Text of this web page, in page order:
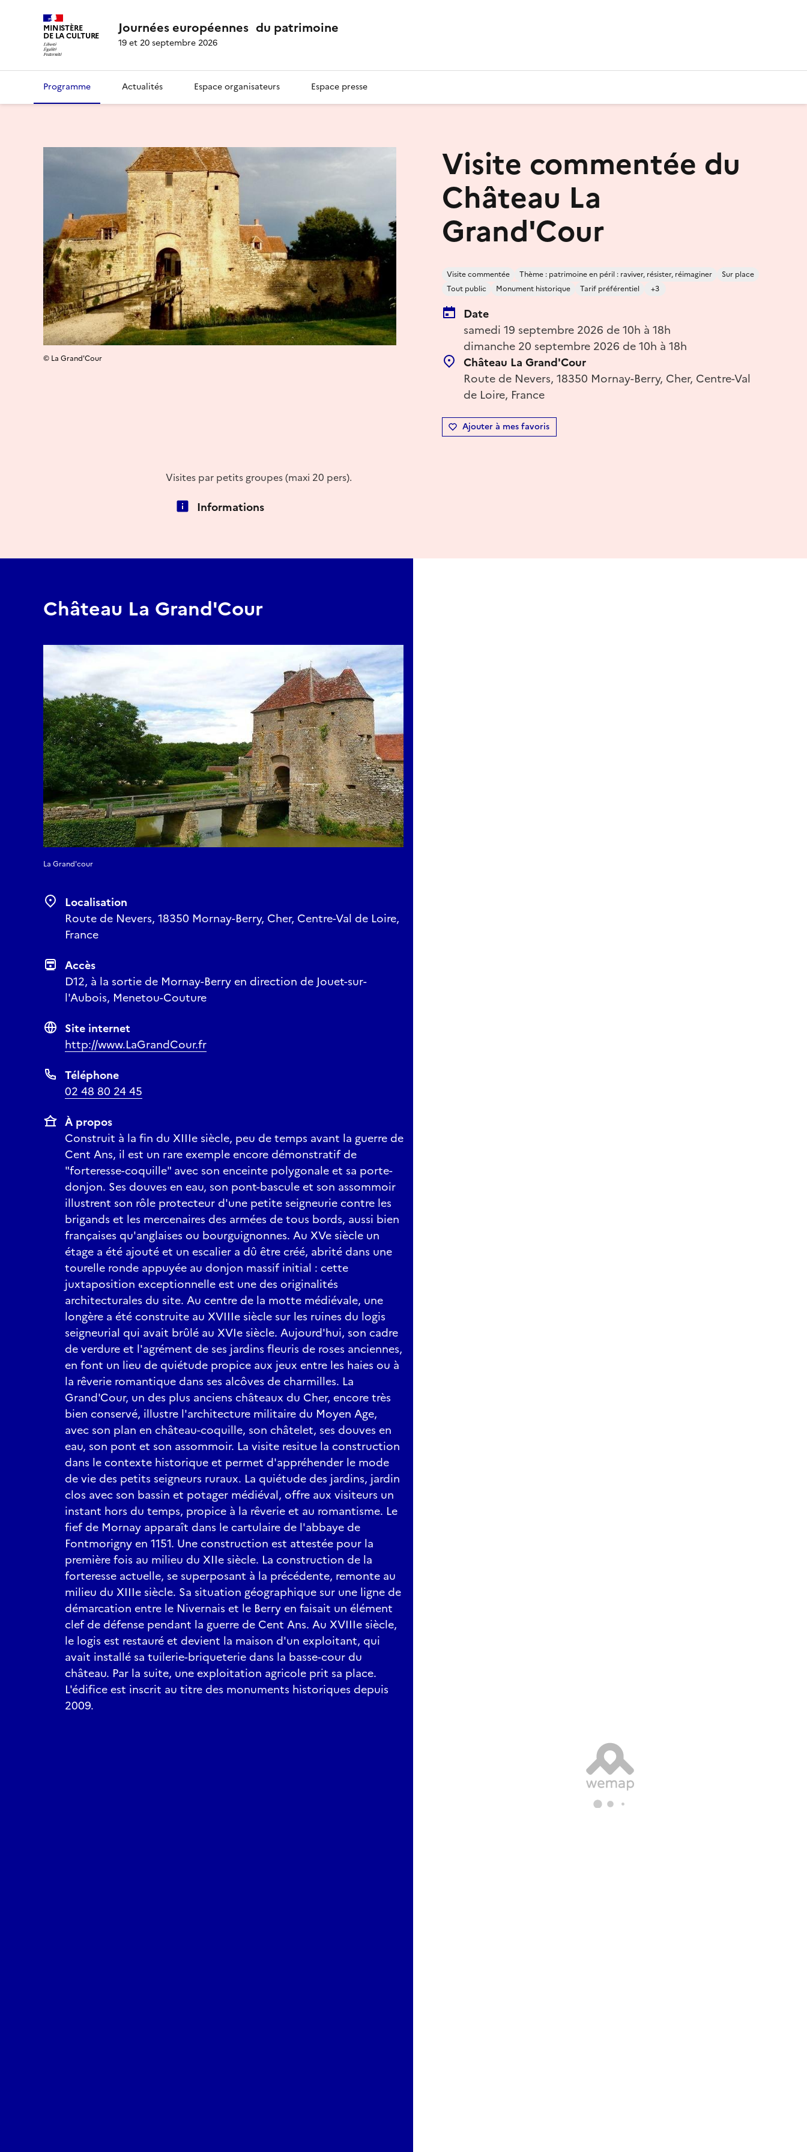
MINISTÈRE
DE LA CULTURE Journées européennes du patrimoine
19 et 20 septembre 2026
Programme Actualités Espace organisateurs Espace presse
Visite commentée du
Château La
Grand'Cour
Visite commentée Thème : patrimoine en péril : raviver, résister, réimaginer
Sur place
Tout public
Monument historique Tarif préférentiel +3
Date
samedi 19 septembre 2026 de 10h à 18h
dimanche 20 septembre 2026 de 10h à 18h
Château La Grand'Cour
Route de Nevers, 18350 Mornay-Berry, Cher, Centre-Val
de Loire, France
Ajouter à mes favoris
© La Grand'Cour
Visites par petits groupes (maxi 20 pers).
Informations
Château La Grand'Cour
La Grand'cour
Localisation
Route de Nevers, 18350 Mornay-Berry, Cher, Centre-Val de Loire,
France
Accès
D12, à la sortie de Mornay-Berry en direction de Jouet-sur-
l'Aubois, Menetou-Couture
Site internet
http://www.LaGrandCour.fr
Téléphone
02 48 80 24 45
À propos
Construit à la fin du XIIIe siècle, peu de temps avant la guerre de
Cent Ans, il est un rare exemple encore démonstratif de
"forteresse-coquille" avec son enceinte polygonale et sa porte-
donjon. Ses douves en eau, son pont-bascule et son assommoir
illustrent son rôle protecteur d'une petite seigneurie contre les
brigands et les mercenaires des armées de tous bords, aussi bien
françaises qu'anglaises ou bourguignonnes. Au XVe siècle un
étage a été ajouté et un escalier a dû être créé, abrité dans une
tourelle ronde appuyée au donjon massif initial : cette
juxtaposition exceptionnelle est une des originalités
architecturales du site. Au centre de la motte médiévale, une
longère a été construite au XVIIIe siècle sur les ruines du logis
seigneurial qui avait brûlé au XVIe siècle. Aujourd'hui, son cadre
de verdure et l'agrément de ses jardins fleuris de roses anciennes,
en font un lieu de quiétude propice aux jeux entre les haies ou à
la rêverie romantique dans ses alcôves de charmilles. La
Grand'Cour, un des plus anciens châteaux du Cher, encore très
bien conservé, illustre l'architecture militaire du Moyen Age,
avec son plan en château-coquille, son châtelet, ses douves en
eau, son pont et son assommoir. La visite resitue la construction
dans le contexte historique et permet d'appréhender le mode
de vie des petits seigneurs ruraux. La quiétude des jardins, jardin
clos avec son bassin et potager médiéval, offre aux visiteurs un
instant hors du temps, propice à la rêverie et au romantisme. Le
fief de Mornay apparaît dans le cartulaire de l'abbaye de
Fontmorigny en 1151. Une construction est attestée pour la
première fois au milieu du XIIe siècle. La construction de la
forteresse actuelle, se superposant à la précédente, remonte au
milieu du XIIIe siècle. Sa situation géographique sur une ligne de
démarcation entre le Nivernais et le Berry en faisait un élément
clef de défense pendant la guerre de Cent Ans. Au XVIIIe siècle,
le logis est restauré et devient la maison d'un exploitant, qui
avait installé sa tuilerie-briqueterie dans la basse-cour du
château. Par la suite, une exploitation agricole prit sa place.
L'édifice est inscrit au titre des monuments historiques depuis
2009.